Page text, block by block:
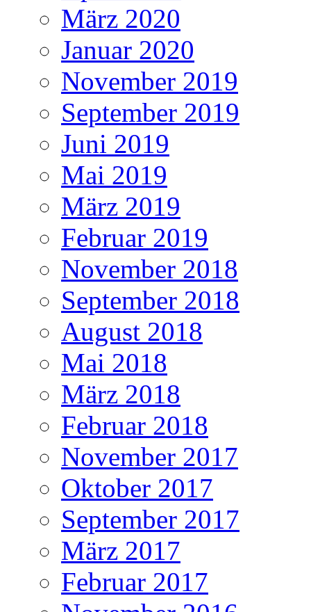
März 2020
Januar 2020
November 2019
September 2019
Juni 2019
Mai 2019
März 2019
Februar 2019
November 2018
September 2018
August 2018
Mai 2018
März 2018
Februar 2018
November 2017
Oktober 2017
September 2017
März 2017
Februar 2017